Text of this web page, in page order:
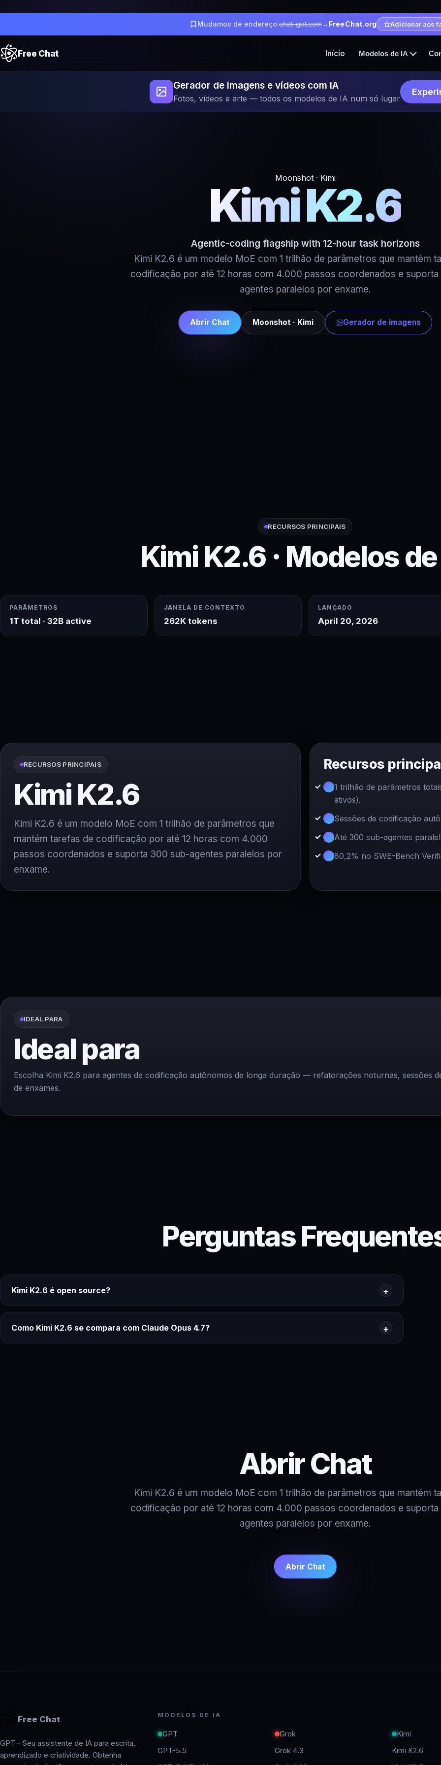
Mudamos de endereço:chat-gpt.com→ FreeChat.org Adicionar aos
Free Chat Início Modelos de IA
Gerador de imagens e vídeos com IA
Fotos, vídeos e arte — todos os modelos de IA num só lugar
Moonshot · Kimi
Kimi K2.6
Agentic-coding flagship with 12-hour task horizons
Kimi K2.6 é um modelo MoE com 1 trilhão de parâmetros que mantém
codificação por até 12 horas com 4.000 passos coordenados e
agentes paralelos por enxame.
Abrir Chat Moonshot · Kimi Gerador de imagens
RECURSOS PRINCIPAIS
Kimi K2.6 · Modelos
PARÂMETROS
1T total · 32B active
JANELA DE CONTEXTO
262K tokens
LANÇADO
April 20, 2026
RECURSOS PRINCIPAIS
Kimi K2.6
Kimi K2.6 é um modelo MoE com 1 trilhão de parâmetros que
mantém tarefas de codificação por até 12 horas com 4.000
passos coordenados e suporta 300 sub-agentes paralelos por
enxame.
Recursos
1 trilhão de parâmetros
ativos).
Sessões de codificação
Até 300 sub-agentes
80,2% no SWE-Bench
IDEAL PARA
Ideal para
Escolha Kimi K2.6 para agentes de codificação autônomos de longa duração — refatorações noturnas, sessões
de enxames.
Perguntas
Kimi K2.6 é open source?
Como Kimi K2.6 se compara com Claude Opus 4.7?
Abrir Chat
Kimi K2.6 é um modelo MoE com 1 trilhão de parâmetros que mantém
codificação por até 12 horas com 4.000 passos coordenados e
agentes paralelos por enxame.
Abrir Chat
Free Chat
GPT – Seu assistente de IA para escrita,
aprendizado e criatividade. Obtenha
MODELOS DE IA
GPT
GPT-5.5
Grok
Grok 4.3
Kimi
Kimi K2.6